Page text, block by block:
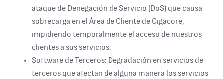
ataque de Denegación de Servicio (DoS) que causa
sobrecarga en el Área de Cliente de Gigacore,
impidiendo temporalmente el acceso de nuestros
clientes a sus servicios.
Software de Terceros: Degradación en servicios de
terceros que afectan de alguna manera los servicios